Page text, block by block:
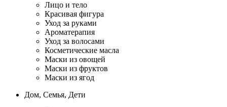
Лицо и тело
Красивая фигура
Уход за руками
Ароматерапия
Уход за волосами
Косметические масла
Маски из овощей
Маски из фруктов
Маски из ягод
Дом, Семья, Дети